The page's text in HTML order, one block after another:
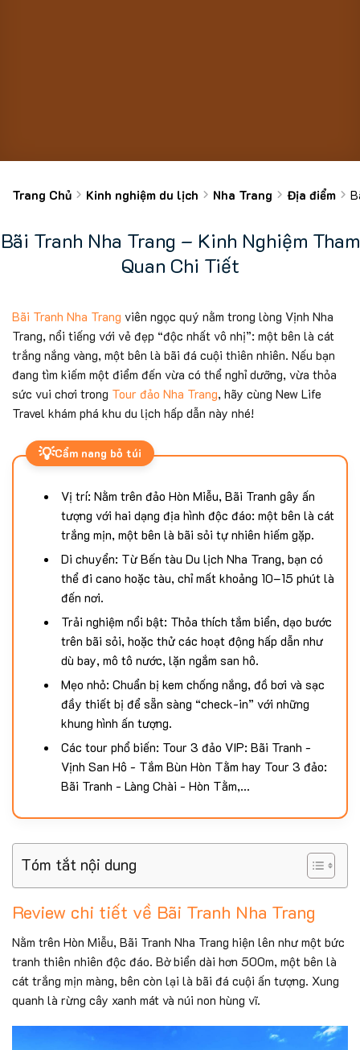
Trang Chủ Kinh nghiệm du lịch Nha Trang Địa điểm
Bãi Tranh Nha Trang – Kinh Nghiệm Tham
Quan Chi Tiết
Bãi Tranh Nha Trang viên ngọc quý nằm trong lòng Vịnh Nha
Trang, nổi tiếng với vẻ đẹp “độc nhất vô nhị”: một bên là cát
trắng nắng vàng, một bên là bãi đá cuội thiên nhiên. Nếu bạn
đang tìm kiếm một điểm đến vừa có thể nghỉ dưỡng, vừa thỏa
sức vui chơi trong Tour đảo Nha Trang, hãy cùng New Life
Travel khám phá khu du lịch hấp dẫn này nhé!
💡Cẩm nang bỏ túi
Vị trí: Nằm trên đảo Hòn Miễu, Bãi Tranh gây ấn
tượng với hai dạng địa hình độc đáo: một bên là cát
trắng mịn, một bên là bãi sỏi tự nhiên hiếm gặp.
Di chuyển: Từ Bến tàu Du lịch Nha Trang, bạn có
thể đi cano hoặc tàu, chỉ mất khoảng 10–15 phút là
đến nơi.
Trải nghiệm nổi bật: Thỏa thích tắm biển, dạo bước
trên bãi sỏi, hoặc thử các hoạt động hấp dẫn như
dù bay, mô tô nước, lặn ngắm san hô.
Mẹo nhỏ: Chuẩn bị kem chống nắng, đồ bơi và sạc
đầy thiết bị để sẵn sàng “check-in” với những
khung hình ấn tượng.
Các tour phổ biến: Tour 3 đảo VIP: Bãi Tranh -
Vịnh San Hô - Tắm Bùn Hòn Tằm hay Tour 3 đảo:
Bãi Tranh - Làng Chài - Hòn Tằm,...
Tóm tắt nội dung
Review chi tiết về Bãi Tranh Nha Trang
Nằm trên Hòn Miễu, Bãi Tranh Nha Trang hiện lên như một bức
tranh thiên nhiên độc đáo. Bờ biển dài hơn 500m, một bên là
cát trắng mịn màng, bên còn lại là bãi đá cuội ấn tượng. Xung
quanh là rừng cây xanh mát và núi non hùng vĩ.